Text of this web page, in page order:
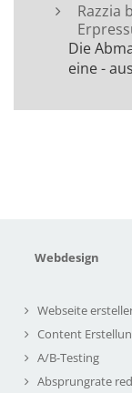
Razzia
Die
eine -
Webdesign
Webseite
Content
A/B-Testing
Absprungrate